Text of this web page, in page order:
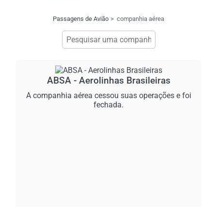
Passagens de Avião companhia aérea
ABSA - Aerolinhas Brasileiras
A companhia aérea cessou suas operações e foi
fechada.